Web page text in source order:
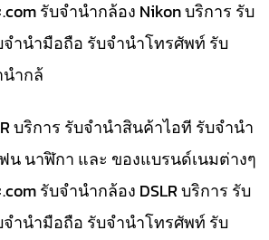
รับจำนำกล้อง Nikon บริการ รับ
ำนำมือถือ รับจำนำโทรศัพท์ รับ
ำกล้
บริการ รับจำนำสินค้าไอที รับจำนำ
น นาฬิกา และ ของแบรนด์เนมต่างๆ
รับจำนำกล้อง DSLR บริการ รับ
ำนำมือถือ รับจำนำโทรศัพท์ รับ